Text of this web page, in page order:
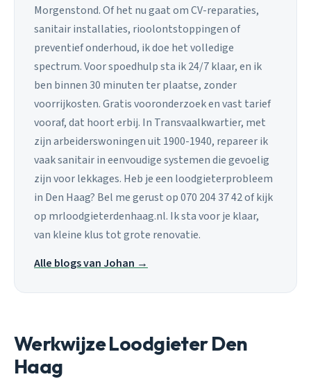
Morgenstond. Of het nu gaat om CV-reparaties,
sanitair installaties, rioolontstoppingen of
preventief onderhoud, ik doe het volledige
spectrum. Voor spoedhulp sta ik 24/7 klaar, en ik
ben binnen 30 minuten ter plaatse, zonder
voorrijkosten. Gratis vooronderzoek en vast tarief
vooraf, dat hoort erbij. In Transvaalkwartier, met
zijn arbeiderswoningen uit 1900-1940, repareer ik
vaak sanitair in eenvoudige systemen die gevoelig
zijn voor lekkages. Heb je een loodgieterprobleem
in Den Haag? Bel me gerust op 070 204 37 42 of kijk
op mrloodgieterdenhaag.nl. Ik sta voor je klaar,
van kleine klus tot grote renovatie.
Alle blogs van Johan →
Werkwijze Loodgieter Den
Haag